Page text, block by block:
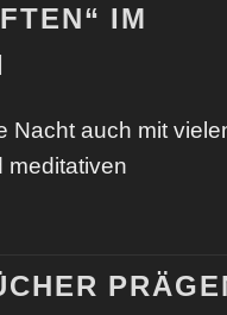
IM
Nacht auch mit
meditativen